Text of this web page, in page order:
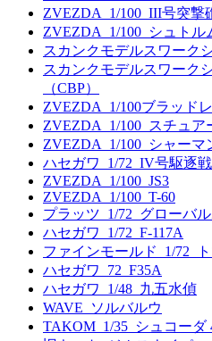
ZVEZDA_1/100_III号突撃
ZVEZDA_1/100_シュトル
スカンクモデルスワーク
スカンクモデルスワーク
（CBP）
ZVEZDA_1/100ブラッド
ZVEZDA_1/100_スチュア
ZVEZDA_1/100_シャーマ
ハセガワ_1/72_IV号駆逐
ZVEZDA_1/100_JS3
ZVEZDA_1/100_T-60
プラッツ_1/72_グローバ
ハセガワ_1/72_F-117A
ファインモールド_1/72_
ハセガワ_72_F35A
ハセガワ_1/48_九五水偵
WAVE_ソルバルウ
TAKOM_1/35_シュコーダ